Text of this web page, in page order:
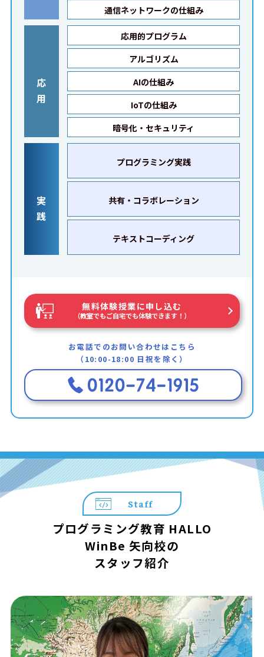
通信ネットワークの仕組み
応
用
応用的プログラム
アルゴリズム
AIの仕組み
IoTの仕組み
暗号化・セキュリティ
実
践
プログラミング実践
共有・コラボレーション
テキストコーディング
無料体験授業に申し込む
（教室でもご自宅でも体験できます！）
お電話でのお問い合わせはこちら
（10:00-18:00 日祝を除く）
Staff
プログラミング教育 HALLO
WinBe 矢向校の
スタッフ紹介